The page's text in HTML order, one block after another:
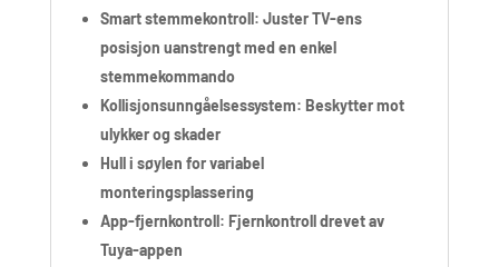
Smart stemmekontroll: Juster TV-ens
posisjon uanstrengt med en enkel
stemmekommando
Kollisjonsunngåelsessystem: Beskytter mot
ulykker og skader
Hull i søylen for variabel
monteringsplassering
App-fjernkontroll: Fjernkontroll drevet av
Tuya-appen